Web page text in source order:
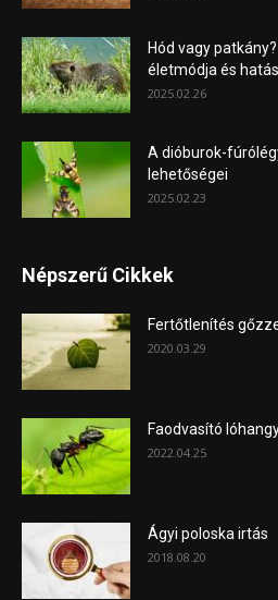
Hód vagy
életmódja és
2025.02.26
A dióburok-
lehetőségei
2025.02.23
Népszerű Cikkek
Fertőtlenítés
2020.03.29
Faodvasító
2022.04.25
Ágyi poloska irtás
2018.08.20